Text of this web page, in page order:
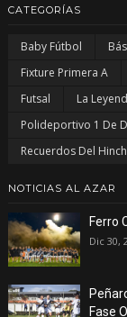
CATEGORÍAS
Baby Fútbol
Fixture Primera A
Futsal
La
Polideportivo 1 De
Recuerdos Del
NOTICIAS AL AZAR
Ferro
Dic 30,
Fase